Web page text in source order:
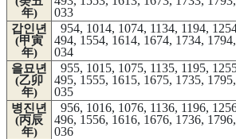
年)
033
갑인년
(甲寅
年)
954, 1014, 1074, 1134, 1194,
494, 1554, 1614, 1674, 1734,
034
을묘년
(乙卯
年)
955, 1015, 1075, 1135, 1195,
495, 1555, 1615, 1675, 1735,
035
병진년
(丙辰
年)
956, 1016, 1076, 1136, 1196,
496, 1556, 1616, 1676, 1736,
036